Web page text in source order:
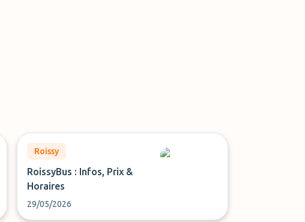
Roissy
RoissyBus : Infos, Prix &
Horaires
29/05/2026